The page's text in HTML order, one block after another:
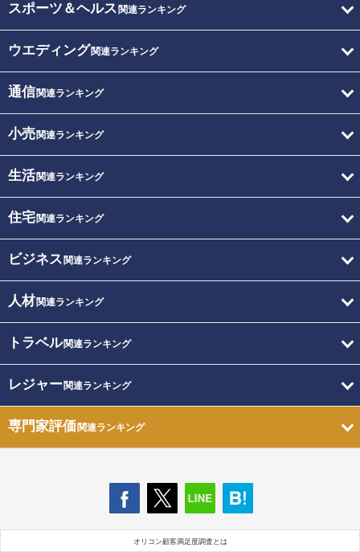
スポーツ＆ヘルス 関連ランキング
ウエディング関連ランキング
通信関連ランキング
小売関連ランキング
生活関連ランキング
住宅関連ランキング
ビジネス 関連ランキング
人材関連ランキング
トラベル関連ランキング
レジャー関連ランキング
専門家評価関連ランキング
オリコン顧客満足度調査とは